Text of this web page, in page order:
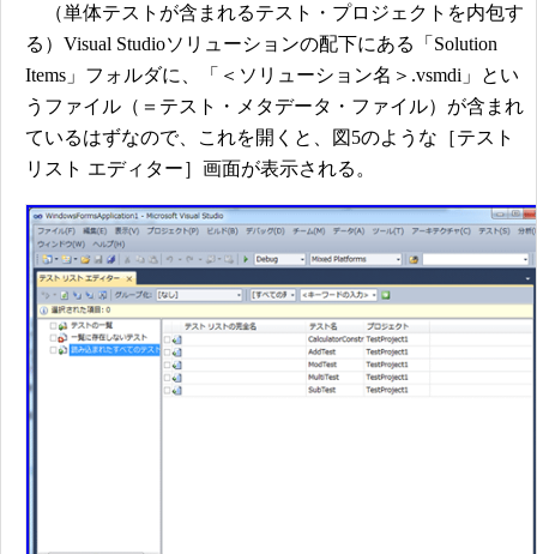
（単体テストが含まれるテスト・プロジェクトを内包す
る）Visual Studioソリューションの配下にある「Solution
Items」フォルダに、「＜ソリューション名＞.vsmdi」とい
うファイル（＝テスト・メタデータ・ファイル）が含まれ
ているはずなので、これを開くと、図5のような［テスト
リスト エディター］画面が表示される。